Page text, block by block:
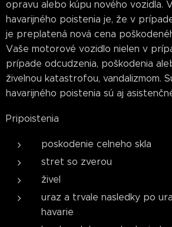
opravu alebo kúpu nového vozidla.
havarijného poistenia je, že v
je preplatená nová cena
Vaše motorové vozidlo nielen v
prípade odcudzenia, poškodenia
živelnou katastrofou, vandalizmom.
havarijného poistenia sú aj
Pripoistenia
poskodenie celneho skla
stret so zverou
živel
uraz a trvale nasledky po
havarie